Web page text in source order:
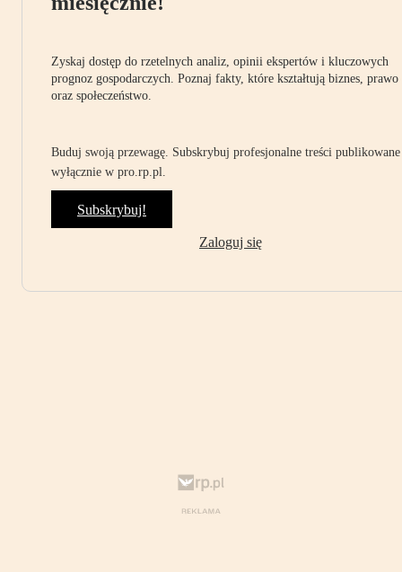
Zyskaj dostęp do rzetelnych analiz, opinii ekspertów i kluczowych
prognoz gospodarczych. Poznaj fakty, które kształtują biznes, prawo
oraz społeczeństwo.
Buduj swoją przewagę. Subskrybuj profesjonalne treści publikowane
wyłącznie w pro.rp.pl.
Subskrybuj!
Zaloguj się